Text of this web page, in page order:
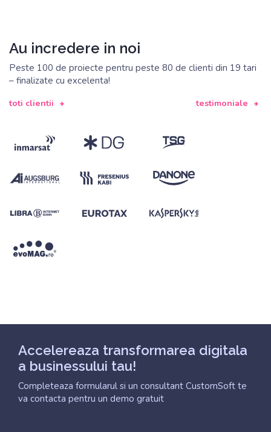
Au incredere in noi
Peste 100 de proiecte pentru peste 80 de clienti din 19 tari
– finalizate cu excelenta!
toti clientii
testimoniale
Accelereaza transformarea digitala
a businessului tau!
Completeaza formularul si un consultant CustomSoft te
va contacta pentru un demo gratuit